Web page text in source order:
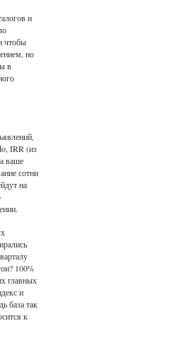
и
чтобы
но
в
IRR (из
ваше
сотни
на
100%
главных
и
база так
к